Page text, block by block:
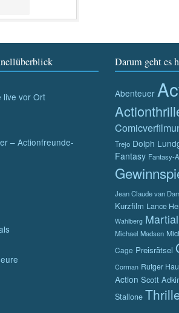
live vor Ort
– Actionfreunde-
Darum geht es
Abenteuer
Trejo Dolph
Fantasy Fantasy-
Jean Claude van
Kurzfilm Lance
Wahlberg
Michael Madsen
Cage Preisrätsel
Corman Rutger
Action Scott
Stallone